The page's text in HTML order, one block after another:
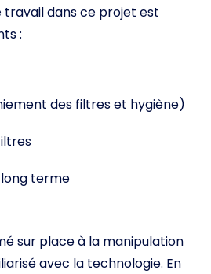
travail dans ce projet est
:
des filtres et hygiène)
long terme
sur place à la manipulation
avec la technologie. En